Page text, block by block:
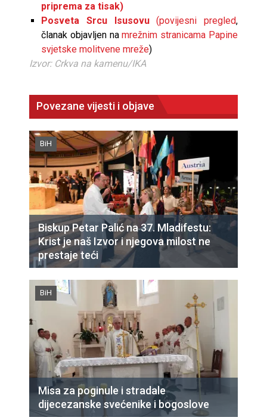
priprema za tisak)
Posveta Srcu Isusovu(povijesni pregled,
članak objavljen namrežnim stranicama Papine
svjetske molitvene mreže)
Izvor: Crkva na kamenu/IKA
Povezane vijesti i objave
BiH
Biskup Petar Palić na 37. Mladifestu:
Krist je naš Izvor i njegova milost ne
prestaje teći
BiH
Misa za poginule i stradale
dijecezanske svećenike i bogoslove